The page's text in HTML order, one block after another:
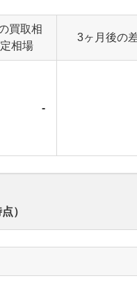
買取相
相場
3ヶ月後の
-
）